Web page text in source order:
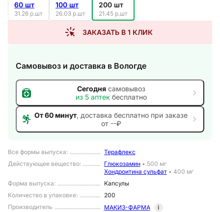
Все формы выпуска:
Терафлекс
Действующее вещество: Глюкозамин• 500 мг
Хондроитина сульфат• 400 мг
Форма выпуска:
Капсулы
Количество в упаковке:
200
Производитель
МАКИЗ-ФАРМА
i
60 шт
31.26 р.шт
100 шт
26.03 р.шт
200 шт
21.45 р.шт
ЗАКАЗАТЬ В 1 КЛИК
Самовывоз и доставка в Вологде
Сегоднясамовывоз
из 5 аптек бесплатно
От 60 минут, доставка бесплатно при заказе
от --₽